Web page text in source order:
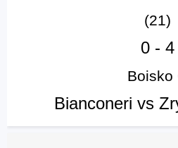
(21)
0 - 4
Boisko
Bianconeri vs